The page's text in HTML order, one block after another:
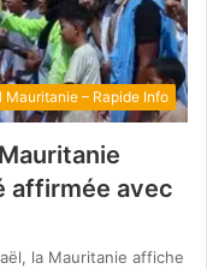
– Rapide Info
affirmée avec
la Mauritanie affiche